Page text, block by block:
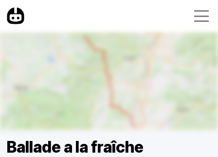
Ballade a la fraîche